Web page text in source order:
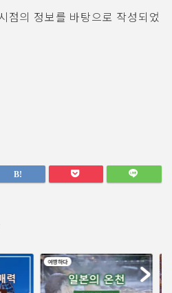
의 정보를 바탕으로 작성되었
여행하다